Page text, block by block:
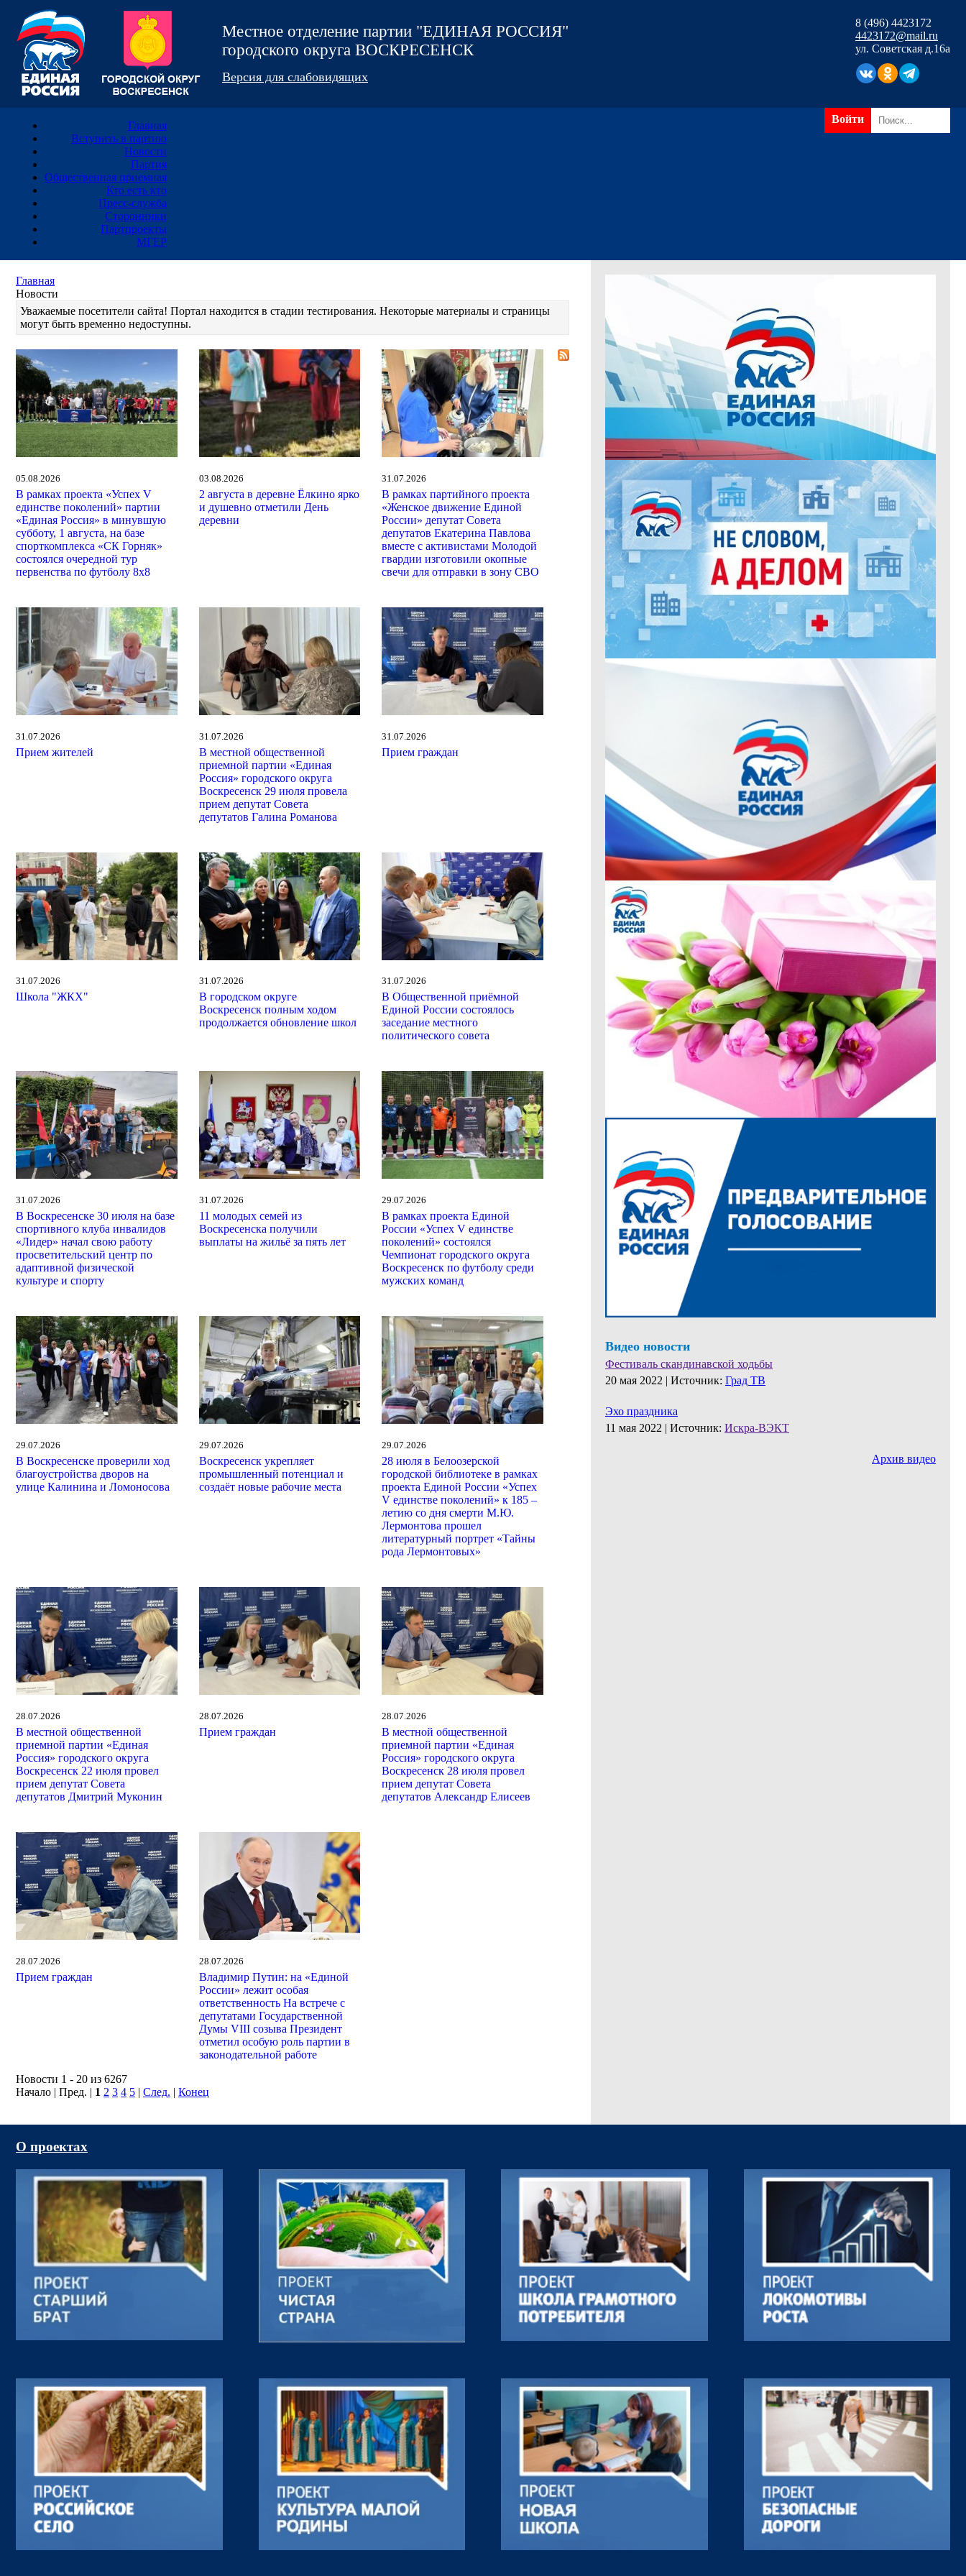
Местное отделение партии "ЕДИНАЯ РОССИЯ"
городского округа ВОСКРЕСЕНСК
Версия для слабовидящих
8 (496) 4423172
4423172@mail.ru
ул. Советская д.16а
Главная
Вступить в партию
Новости
Партия
Общественная приемная
Кто есть кто
Пресс-служба
Сторонники
Партпроекты
МГЕР
Войти
Главная
Новости
Уважаемые посетители сайта! Портал находится в стадии тестирования. Некоторые материалы и страницы
могут быть временно недоступны.
05.08.2026
В рамках проекта «Успех V
единстве поколений» партии
«Единая Россия» в минувшую
субботу, 1 августа, на базе
спорткомплекса «СК Горняк»
состоялся очередной тур
первенства по футболу 8х8
03.08.2026
2 августа в деревне Ёлкино ярко
и душевно отметили День
деревни
31.07.2026
В рамках партийного проекта
«Женское движение Единой
России» депутат Совета
депутатов Екатерина Павлова
вместе с активистами Молодой
гвардии изготовили окопные
свечи для отправки в зону СВО
31.07.2026
Прием жителей
31.07.2026
В местной общественной
приемной партии «Единая
Россия» городского округа
Воскресенск 29 июля провела
прием депутат Совета
депутатов Галина Романова
31.07.2026
Прием граждан
31.07.2026
Школа "ЖКХ"
31.07.2026
В городском округе
Воскресенск полным ходом
продолжается обновление школ
31.07.2026
В Общественной приёмной
Единой России состоялось
заседание местного
политического совета
31.07.2026
В Воскресенске 30 июля на базе
спортивного клуба инвалидов
«Лидер» начал свою работу
просветительский центр по
адаптивной физической
культуре и спорту
31.07.2026
11 молодых семей из
Воскресенска получили
выплаты на жильё за пять лет
29.07.2026
В рамках проекта Единой
России «Успех V единстве
поколений» состоялся
Чемпионат городского округа
Воскресенск по футболу среди
мужских команд
29.07.2026
В Воскресенске проверили ход
благоустройства дворов на
улице Калинина и Ломоносова
29.07.2026
Воскресенск укрепляет
промышленный потенциал и
создаёт новые рабочие места
29.07.2026
28 июля в Белоозерской
городской библиотеке в рамках
проекта Единой России «Успех
V единстве поколений» к 185 –
летию со дня смерти М.Ю.
Лермонтова прошел
литературный портрет «Тайны
рода Лермонтовых»
28.07.2026
В местной общественной
приемной партии «Единая
Россия» городского округа
Воскресенск 22 июля провел
прием депутат Совета
депутатов Дмитрий Муконин
28.07.2026
Прием граждан
28.07.2026
В местной общественной
приемной партии «Единая
Россия» городского округа
Воскресенск 28 июля провел
прием депутат Совета
депутатов Александр Елисеев
28.07.2026
Прием граждан
28.07.2026
Владимир Путин: на «Единой
России» лежит особая
ответственность На встрече с
депутатами Государственной
Думы VIII созыва Президент
отметил особую роль партии в
законодательной работе
Новости 1 - 20 из 6267
Начало | Пред. | 1 2 3 4 5 | След. | Конец
Видео новости
Фестиваль скандинавской ходьбы
20 мая 2022 | Источник: Град ТВ
Эхо праздника
11 мая 2022 | Источник: Искра-ВЭКТ
Архив видео
О проектах